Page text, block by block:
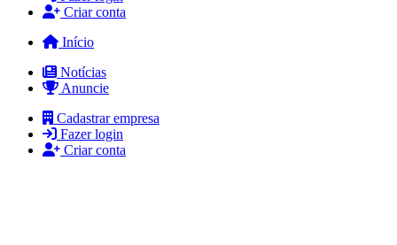
Criar conta
Início
Notícias
Anuncie
Cadastrar empresa
Fazer login
Criar conta